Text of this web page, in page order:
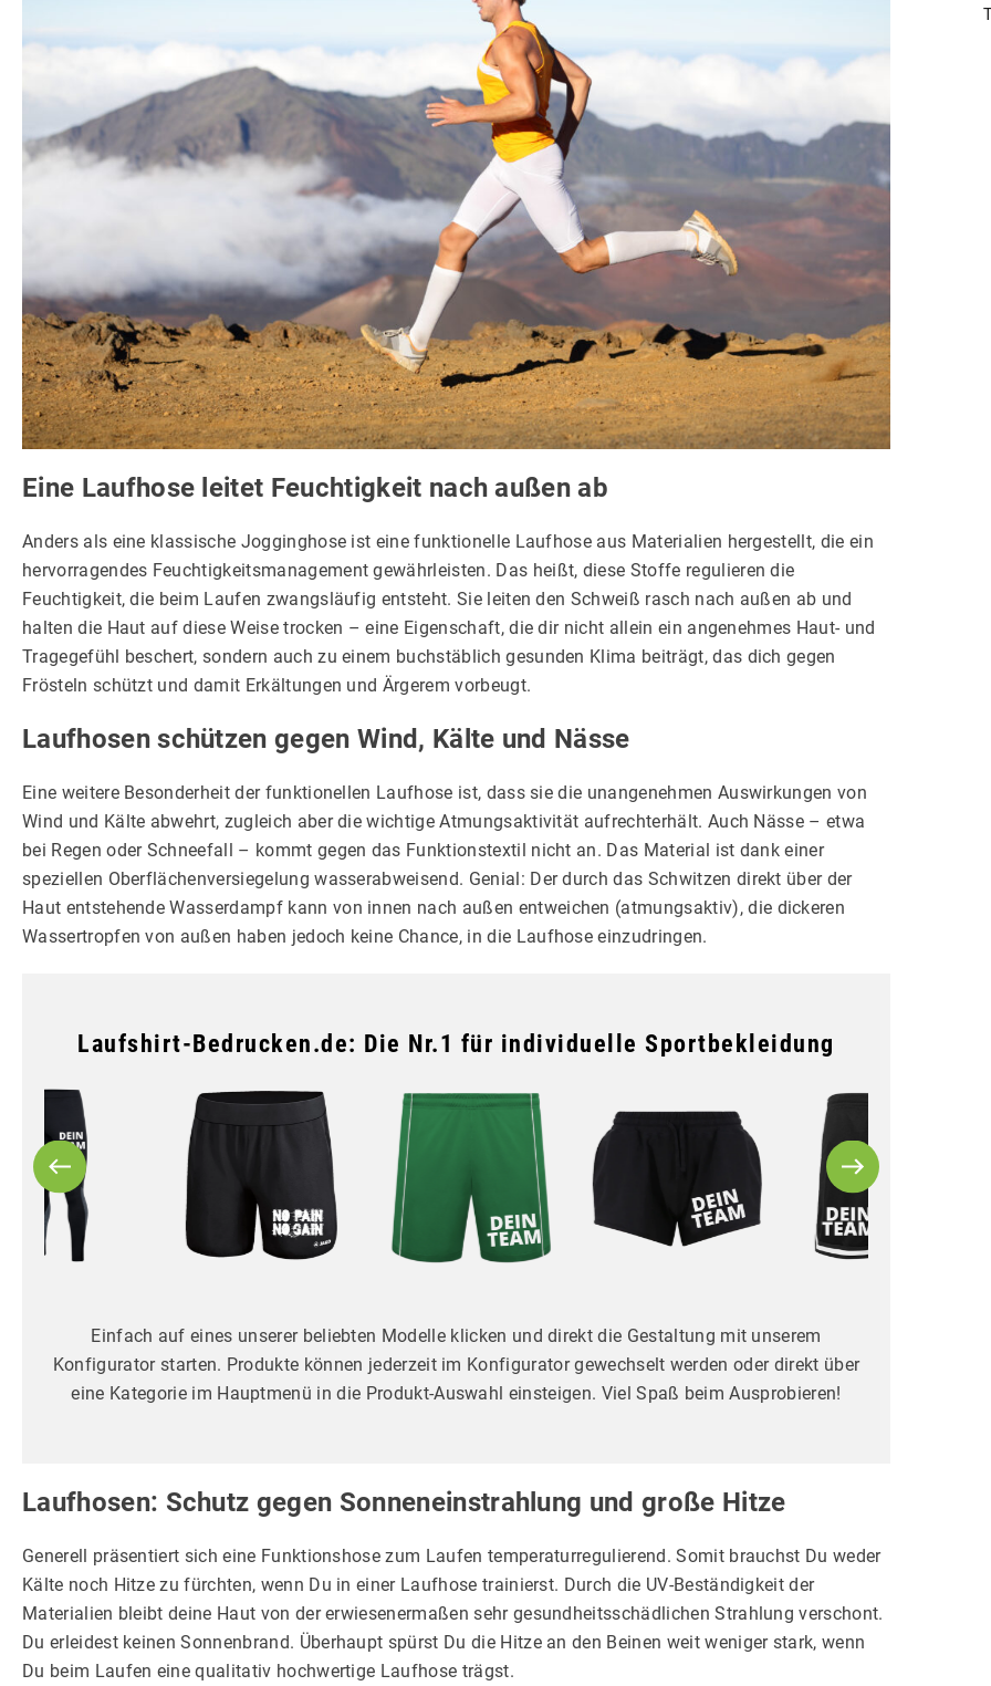
Eine Laufhose leitet Feuchtigkeit nach außen ab
Anders als eine klassische Jogginghose ist eine funktionelle Laufhose aus Materialien hergestellt, die ein
hervorragendes Feuchtigkeitsmanagement gewährleisten. Das heißt, diese Stoffe regulieren die
Feuchtigkeit, die beim Laufen zwangsläufig entsteht. Sie leiten den Schweiß rasch nach außen ab und
halten die Haut auf diese Weise trocken – eine Eigenschaft, die dir nicht allein ein angenehmes Haut- und
Tragegefühl beschert, sondern auch zu einem buchstäblich gesunden Klima beiträgt, das dich gegen
Frösteln schützt und damit Erkältungen und Ärgerem vorbeugt.
Laufhosen schützen gegen Wind, Kälte und Nässe
Eine weitere Besonderheit der funktionellen Laufhose ist, dass sie die unangenehmen Auswirkungen von
Wind und Kälte abwehrt, zugleich aber die wichtige Atmungsaktivität aufrechterhält. Auch Nässe – etwa
bei Regen oder Schneefall – kommt gegen das Funktionstextil nicht an. Das Material ist dank einer
speziellen Oberflächenversiegelung wasserabweisend. Genial: Der durch das Schwitzen direkt über der
Haut entstehende Wasserdampf kann von innen nach außen entweichen (atmungsaktiv), die dickeren
Wassertropfen von außen haben jedoch keine Chance, in die Laufhose einzudringen.
Laufshirt-Bedrucken.de: Die Nr.1 für individuelle Sportbekleidung
Einfach auf eines unserer beliebten Modelle klicken und direkt die Gestaltung mit unserem
Konfigurator starten. Produkte können jederzeit im Konfigurator gewechselt werden oder direkt über
eine Kategorie im Hauptmenü in die Produkt-Auswahl einsteigen. Viel Spaß beim Ausprobieren!
Laufhosen: Schutz gegen Sonneneinstrahlung und große Hitze
Generell präsentiert sich eine Funktionshose zum Laufen temperaturregulierend. Somit brauchst Du weder
Kälte noch Hitze zu fürchten, wenn Du in einer Laufhose trainierst. Durch die UV-Beständigkeit der
Materialien bleibt deine Haut von der erwiesenermaßen sehr gesundheitsschädlichen Strahlung verschont.
Du erleidest keinen Sonnenbrand. Überhaupt spürst Du die Hitze an den Beinen weit weniger stark, wenn
Du beim Laufen eine qualitativ hochwertige Laufhose trägst.